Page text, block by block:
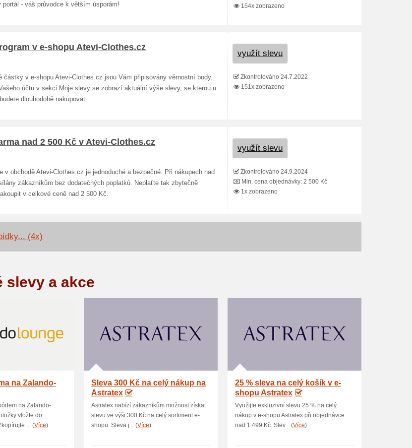
portál - váš průvodce k větším úsporám!
154x zobrazeno
v e-shopu Atevi-Clothes.cz
částky v e-shopu Atevi-Clothes.cz jsou Vám připisovány věrnostní body.
účtu v sekci Moje slevy se zobrazí aktuální výše slevy, se kterou u
dlouhodobě nakupovat.
využít slevu
Zkontrolováno 24.7.2022
151x zobrazeno
nad 2 500 Kč v Atevi-Clothes.cz
v obchodě Atevi-Clothes.cz je jednoduché a bezpečné. Při nákupech nad
zákazníkům bez dodatečných poplatků. Neplaťte tak zbytečně
v celkové ceně nad 2 500 Kč.
využít slevu
Zkontrolováno 24.9.2024
Min. cena objednávky: 2 500 Kč
1x zobrazeno
(4x)
slevy a akce
na Zalando-
na Zalando-
vložte do
... (Více)
Sleva 300 Kč na celý nákup na
Astratex
Astratex nabízí zákazníkům možnost získat
slevu ve výši 300 Kč na celý sortiment e-
shopu. Sleva j... (Více)
25 % sleva na celý košík v e-
shopu Astratex
Využijte exkluzivní slevu 25 % na celý
nákup v e-shopu Astratex při objednávce
nad 1 499 Kč. Slev... (Více)